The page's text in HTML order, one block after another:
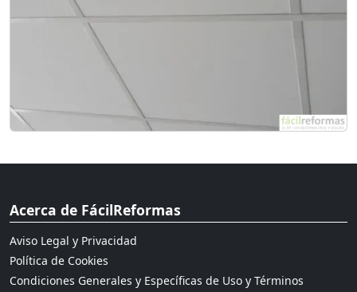
Acerca de FácilReformas
Aviso Legal y Privacidad
Política de Cookies
Condiciones Generales y Específicas de Uso y Términos